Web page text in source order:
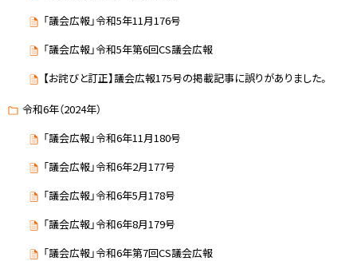
「議会広報」令和5年11月176号
「議会広報」令和5年第6回CS議会広報
【お詫びと訂正】議会広報175号の掲載記事に誤りがありました。
令和6年（2024年）
「議会広報」令和6年11月180号
「議会広報」令和6年2月177号
「議会広報」令和6年5月178号
「議会広報」令和6年8月179号
「議会広報」令和6年第7回CS議会広報